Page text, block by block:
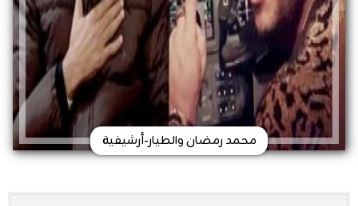
محمد رمضان والطيار-أرشيفية